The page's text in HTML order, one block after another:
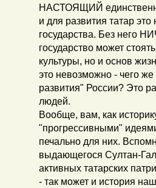
НАСТОЯЩИЙ
и для развития татар
государства. Без него
государство может
культуры, но и основ
это невозможно - чего же
развития" России? Это
людей.
Вообще, вам, как
"прогрессивными"
печально для них.
выдающегося Султан-
активных татарских
- так может и история